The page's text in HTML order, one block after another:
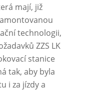
mají, již
technologii,
ZZS LK
stanice
tak, aby byla
i za jízdy a